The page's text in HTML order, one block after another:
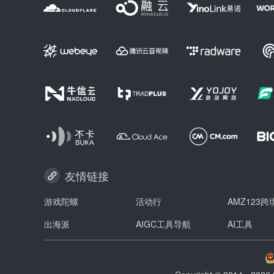
友情链接
游戏陀螺 活动行
AMZ123跨
出海派
AIGC工具导航 AI工具